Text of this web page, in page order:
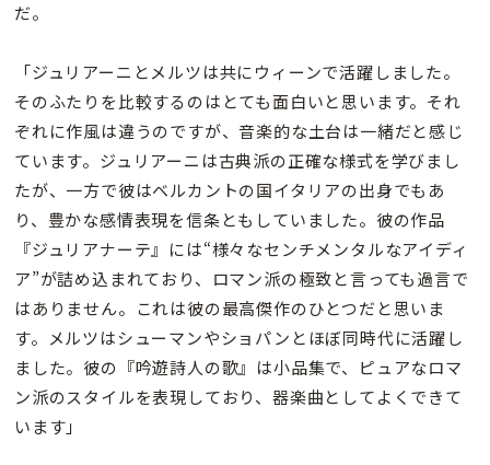
だ。
「ジュリアーニとメルツは共にウィーンで活躍しました。
そのふたりを比較するのはとても面白いと思います。それ
ぞれに作風は違うのですが、音楽的な土台は一緒だと感じ
ています。ジュリアーニは古典派の正確な様式を学びまし
たが、一方で彼はベルカントの国イタリアの出身でもあ
り、豊かな感情表現を信条ともしていました。彼の作品
『ジュリアナーテ』には“様々なセンチメンタルなアイディ
ア”が詰め込まれており、ロマン派の極致と言っても過言で
はありません。これは彼の最高傑作のひとつだと思いま
す。メルツはシューマンやショパンとほぼ同時代に活躍し
ました。彼の『吟遊詩人の歌』は小品集で、ピュアなロマ
ン派のスタイルを表現しており、器楽曲としてよくできて
います」